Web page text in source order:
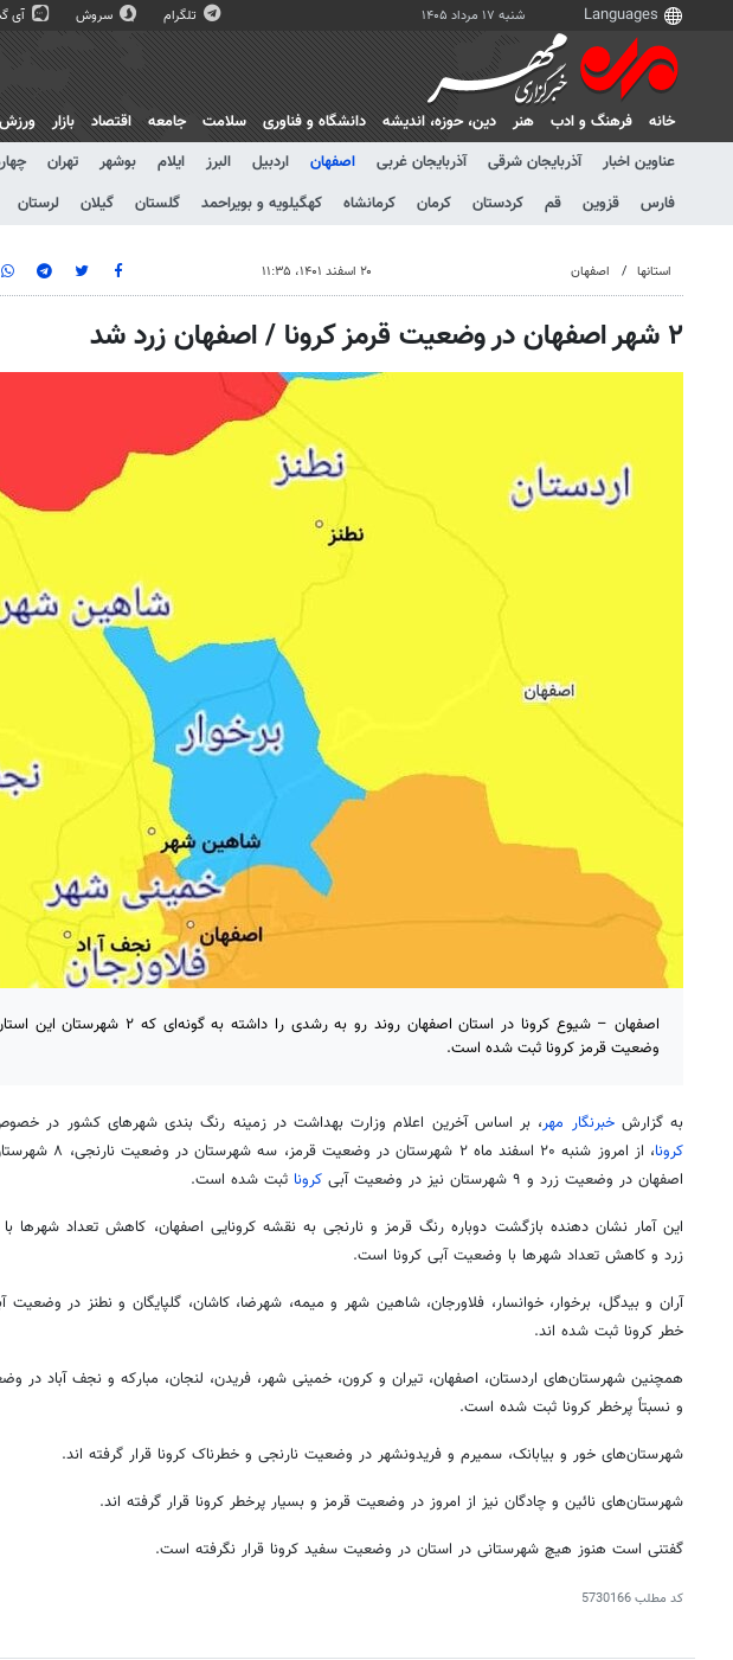
شنبه ۱۷ مرداد ۱۴۰۵ تلگرام سروش آی
خانه فرهنگ و ادب هنر دين، حوزه، انديشه دانشگاه و فناوری سلامت جامعه اقتصاد بازار ورزش
عناوین اخبار
آذربایجان شرقی آذربایجان غربی اصفهان اردبیل البرز ایلام بوشهر تهران
فارس
قزوین قم کردستان کرمان کرمانشاه کهگیلویه و بویراحمد گلستان گیلان لرستان
استانها اصفهان ۲۰ اسفند ۱۴۰۱، ۱۱:۳۵
۲ شهر اصفهان در وضعیت قرمز کرونا / اصفهان زرد شد
اصفهان – شیوع کرونا در استان اصفهان روند رو به رشدی را داشته به گونه‌ای که ۲
وضعیت قرمز کرونا ثبت شده است.
به گزارشخبرنگار مهر، بر اساس آخرین اعلام وزارت بهداشت در زمینه رنگ بندی شهرهای کشور در
کرونا
، از امروز شنبه ۲۰ اسفند ماه ۲ شهرستان در
اصفهان در وضعیت زرد و ۹ شهرستان نیز در وضعیت آبی
کرونا ثبت شده است.
این آمار نشان دهنده بازگشت دوباره رنگ قرمز و نارنجی به نقشه کرونایی اصفهان، کاهش تعداد شهرها
زرد و کاهش تعداد شهرها با وضعیت آبی کرونا است.
آران و بیدگل، برخوار، خوانسار، فلاورجان، شاهین شهر و میمه، شهرضا، کاشان، گلپایگان و نطنز در وضعیت
خطر کرونا ثبت شده اند.
همچنین شهرستان‌های اردستان، اصفهان، تیران و کرون، خمینی شهر، فریدن، لنجان، مبارکه و نجف آباد در
و نسبتاً پرخطر کرونا ثبت شده است.
شهرستان‌های خور و بیابانک، سمیرم و فریدونشهر در وضعیت نارنجی و خطرناک کرونا قرار گرفته اند.
شهرستان‌های نائین و چادگان نیز از امروز در وضعیت قرمز و بسیار پرخطر کرونا قرار گرفته اند.
گفتنی است هنوز هیچ شهرستانی در استان در وضعیت سفید کرونا قرار نگرفته است.
کد مطلب5730166